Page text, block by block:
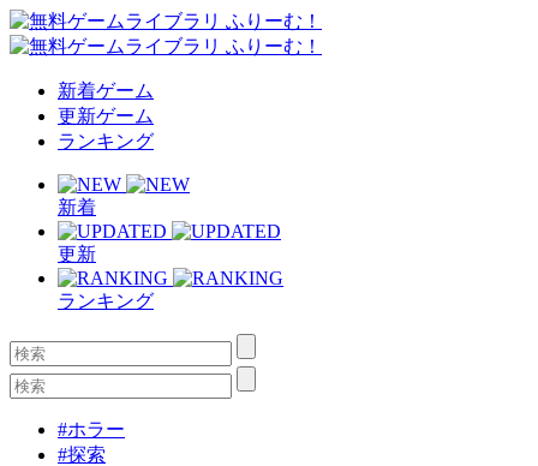
新着ゲーム
更新ゲーム
ランキング
新着
更新
ランキング
#ホラー
#探索